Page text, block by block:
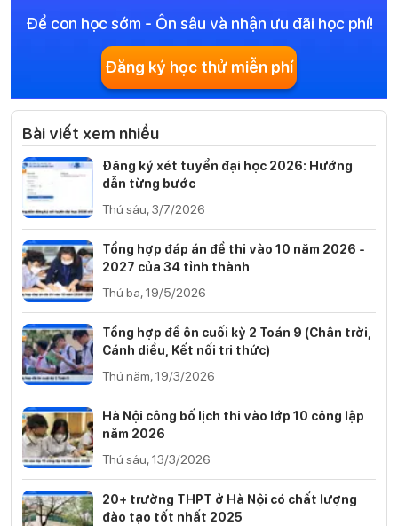
Để con học sớm - Ôn sâu và nhận ưu đãi học phí!
Đăng ký học thử miễn phí
Bài viết xem nhiều
Đăng ký xét tuyển đại học 2026: Hướng
dẫn từng bước
Thứ sáu, 3/7/2026
Tổng hợp đáp án đề thi vào 10 năm 2026 -
2027 của 34 tỉnh thành
Thứ ba, 19/5/2026
Tổng hợp đề ôn cuối kỳ 2 Toán 9 (Chân trời,
Cánh diều, Kết nối tri thức)
Thứ năm, 19/3/2026
Hà Nội công bố lịch thi vào lớp 10 công lập
năm 2026
Thứ sáu, 13/3/2026
20+ trường THPT ở Hà Nội có chất lượng
đào tạo tốt nhất 2025